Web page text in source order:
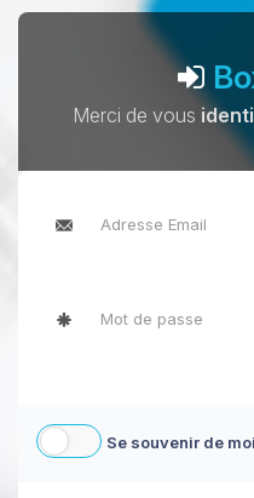
Merci de vous
Se souvenir de moi